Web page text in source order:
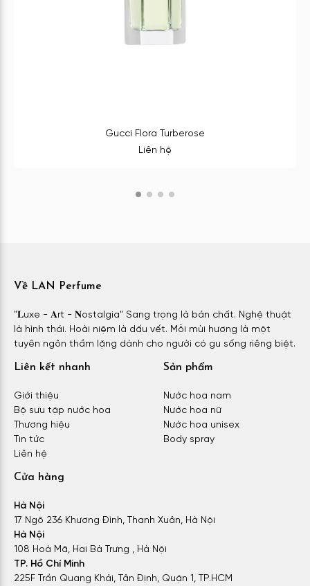
Gucci Flora Turberose
Liên hệ
Về LAN Perfume
"𝐋uxe - 𝐀rt - 𝐍ostalgia" Sang trọng là bản chất. Nghệ thuật
là hình thái. Hoài niệm là dấu vết. Mỗi mùi hương là một
tuyên ngôn thầm lặng dành cho người có gu sống riêng biệt.
Liên kết nhanh
Giới thiệu
Bộ sưu tập nước hoa
Thương hiệu
Tin tức
Liên hệ
Sản phẩm
Nước hoa nam
Nước hoa nữ
Nước hoa unisex
Body spray
Cửa hàng
Hà Nội
17 Ngõ 236 Khương Đình, Thanh Xuân, Hà Nội
Hà Nội
108 Hoà Mã, Hai Bà Trưng , Hà Nội
TP. Hồ Chí Minh
225F Trần Quang Khải, Tân Định, Quận 1, TP.HCM